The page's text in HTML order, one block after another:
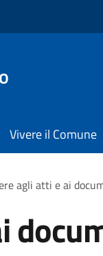
Vivere il Comune
agli atti e ai